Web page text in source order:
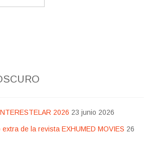
2026 23 junio 2026
de la revista EXHUMED MOVIES 26